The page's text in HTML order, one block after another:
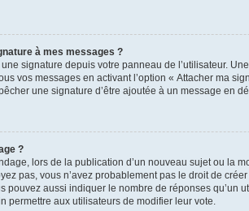
à mes messages ?
signature depuis votre panneau de l’utilisateur.
vos messages en activant l’option « Attacher ma
une signature d’être ajoutée à un message en
?
lors de la publication d’un nouveau sujet ou la
pas, vous n’avez probablement pas le droit de
pouvez aussi indiquer le nombre de réponses qu’un
permettre aux utilisateurs de modifier leur vote.